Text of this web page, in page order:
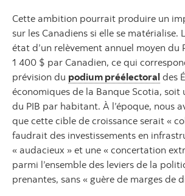
Cette ambition pourrait produire un
sur les Canadiens si elle se matérialise.
état d’un relèvement annuel moyen du
1 400 $ par Canadien, ce qui
prévision du podium préélectoral des
économiques de la Banque Scotia, soit
du PIB par habitant. À l’époque, nous
que cette cible de croissance serait «
faudrait des investissements en
« audacieux » et une « concertation
parmi l’ensemble des leviers de la
prenantes, sans « guère de marges de